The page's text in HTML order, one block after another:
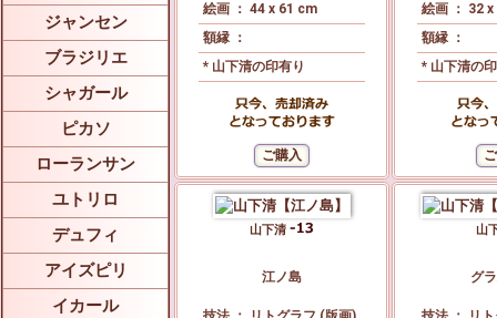
ジャンセン
ブラジリエ
シャガール
ピカソ
ローランサン
ユトリロ
デュフィ
アイズピリ
イカール
絵画 ： 44 x 61 cm
額縁 ：
* 山下清の印有り
絵画 ： 32
額縁 ：
* 山下清の
山下清
江ノ島
山
グ